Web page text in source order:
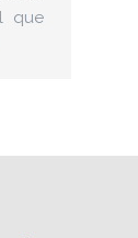
que